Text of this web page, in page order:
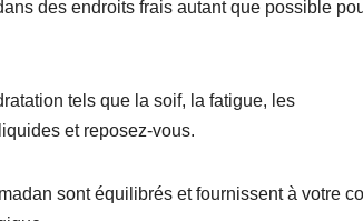
des endroits frais autant que possible
tels que la soif, la fatigue, les
et reposez-vous.
sont équilibrés et fournissent à votre